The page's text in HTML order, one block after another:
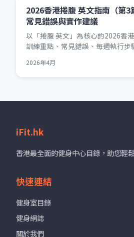
2026香港捲腹 英文指南（第3
常見錯誤與實作建議
以「捲腹 英文」為核心的2026香
訓練重點、常見錯誤、每週執行步
2026年4月
iFit.hk
香港最全面的健身中心目錄，助您輕
快速連結
健身室目錄
健身網誌
關於我們